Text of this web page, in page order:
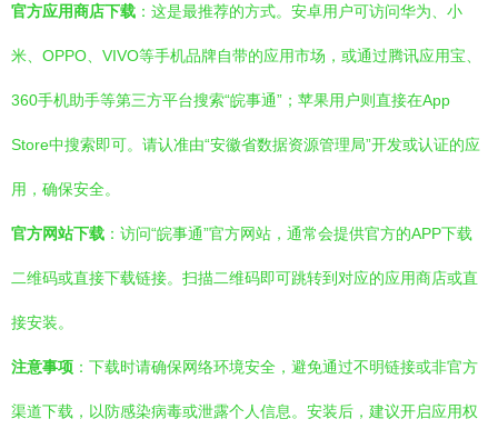
官方应用商店下载 ：这是最推荐的方式。安卓用户可访问华为、小
米、OPPO、VIVO等手机品牌自带的应用市场，或通过腾讯应用宝、
360手机助手等第三方平台搜索“皖事通”；苹果用户则直接在App
Store中搜索即可。请认准由“安徽省数据资源管理局”开发或认证的应
用，确保安全。
官方网站下载 ：访问“皖事通”官方网站，通常会提供官方的APP下载
二维码或直接下载链接。扫描二维码即可跳转到对应的应用商店或直
接安装。
注意事项 ：下载时请确保网络环境安全，避免通过不明链接或非官方
渠道下载，以防感染病毒或泄露个人信息。安装后，建议开启应用权